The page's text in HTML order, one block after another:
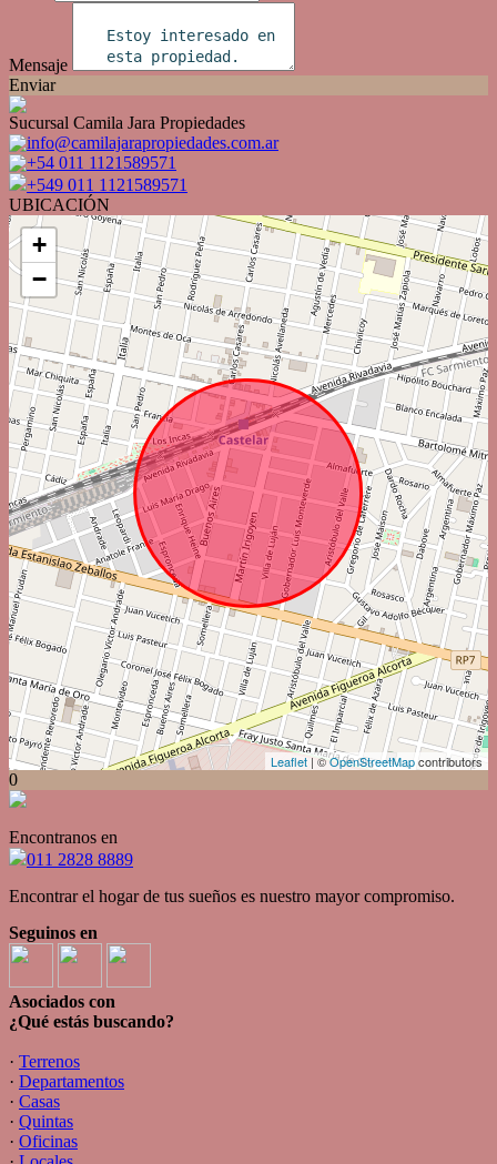
Mensaje
Enviar
Sucursal Camila Jara Propiedades
info@camilajarapropiedades.com.ar
+54 011 1121589571
+549 011 1121589571
UBICACIÓN
+
−
Leaflet | ©OpenStreetMapcontributors
0
Encontranos en
011 2828 8889
Encontrar el hogar de tus sueños es nuestro mayor compromiso.
Seguinos en
Asociados con
¿Qué estás buscando?
· Terrenos
· Departamentos
· Casas
· Quintas
· Oficinas